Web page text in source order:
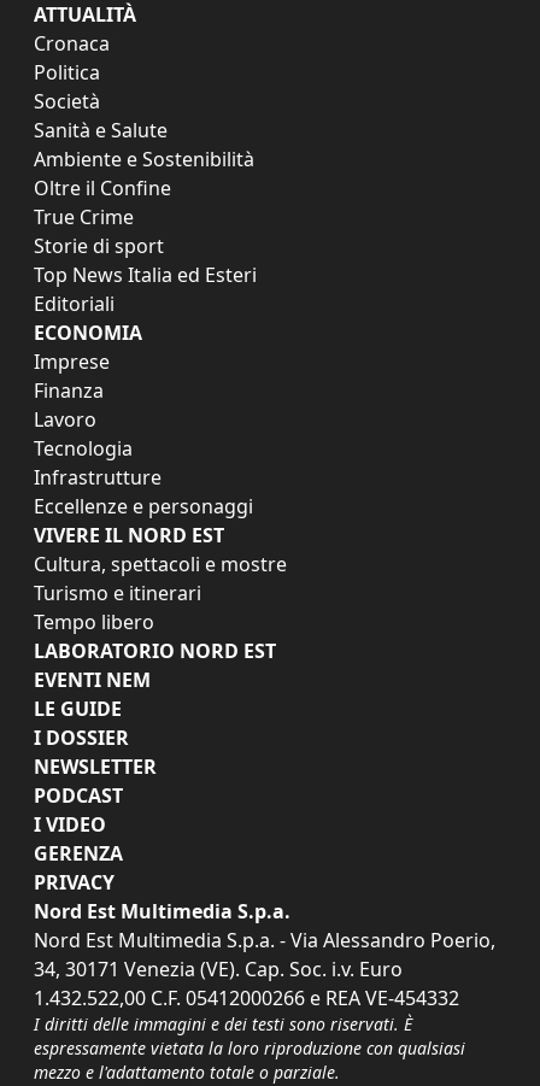
ATTUALITÀ
Cronaca
Politica
Società
Sanità e Salute
Ambiente e Sostenibilità
Oltre il Confine
True Crime
Storie di sport
Top News Italia ed Esteri
Editoriali
ECONOMIA
Imprese
Finanza
Lavoro
Tecnologia
Infrastrutture
Eccellenze e personaggi
VIVERE IL NORD EST
Cultura, spettacoli e mostre
Turismo e itinerari
Tempo libero
LABORATORIO NORD EST
EVENTI NEM
LE GUIDE
I DOSSIER
NEWSLETTER
PODCAST
I VIDEO
GERENZA
PRIVACY
Nord Est Multimedia S.p.a.
Nord Est Multimedia S.p.a. - Via Alessandro Poerio,
34, 30171 Venezia (VE). Cap. Soc. i.v. Euro
1.432.522,00 C.F. 05412000266 e REA VE-454332
I diritti delle immagini e dei testi sono riservati. È
espressamente vietata la loro riproduzione con qualsiasi
mezzo e l'adattamento totale o parziale.